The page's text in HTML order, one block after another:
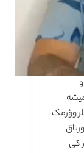
وؤرمک
کی